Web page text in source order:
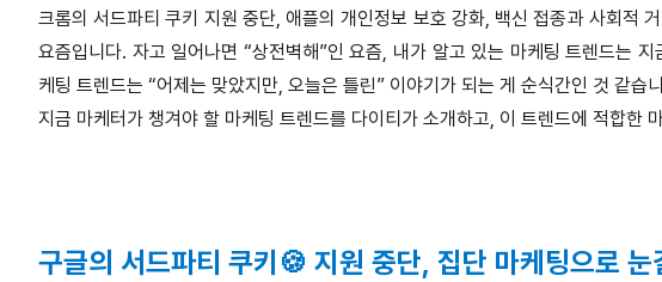
크롬의 서드파티 쿠키 지원 중단, 애플의 개인정보 보호 강화, 백신 접종과 사회적
요즘입니다. 자고 일어나면 “상전벽해”인 요즘, 내가 알고 있는 마케팅 트렌드는
케팅 트렌드는 “어제는 맞았지만, 오늘은 틀린” 이야기가 되는 게 순식간인 것 같습
지금 마케터가 챙겨야 할 마케팅 트렌드를 다이티가 소개하고, 이 트렌드에 적합한
구글의 서드파티 쿠키🍪 지원 중단, 집단 마케팅으로 눈